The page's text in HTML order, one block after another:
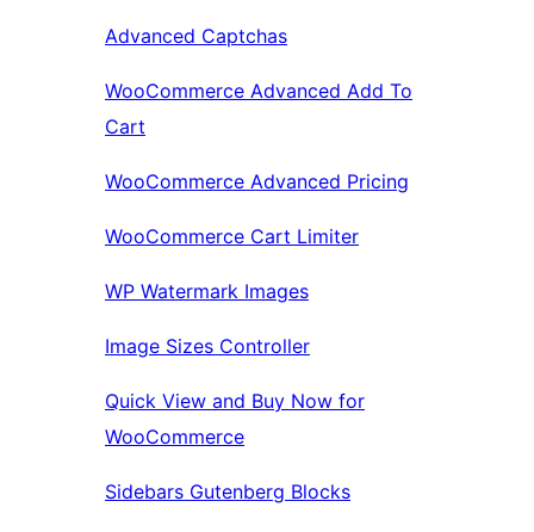
Advanced Captchas
WooCommerce Advanced Add To
Cart
WooCommerce Advanced Pricing
WooCommerce Cart Limiter
WP Watermark Images
Image Sizes Controller
Quick View and Buy Now for
WooCommerce
Sidebars Gutenberg Blocks